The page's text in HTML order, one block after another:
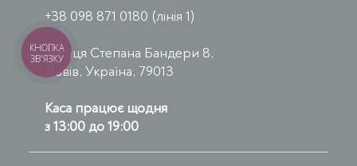
+38 098 871 0180 (лінія 1)
вулиця Степана Бандери 8,
Львів, Україна, 79013
Каса працює щодня
з 13:00 до 19:00
КНОПКА
ЗВ'ЯЗКУ